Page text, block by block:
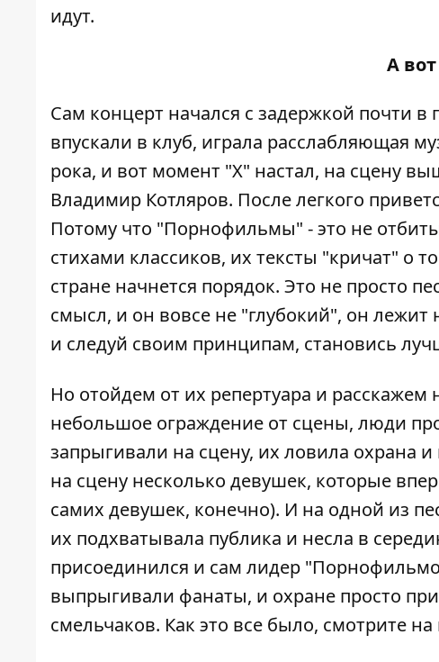
идут.
А
Сам концерт начался с задержкой почти
впускали в клуб, играла расслабляющая
рока, и вот момент "Х" настал, на сцену
Владимир Котляров. После легкого
Потому что "Порнофильмы" - это не
стихами классиков, их тексты "кричат" о
стране начнется порядок. Это не просто
смысл, и он вовсе не "глубокий", он
и следуй своим принципам, становись
Но отойдем от их репертуара и
небольшое ограждение от сцены, люди
запрыгивали на сцену, их ловила охрана
на сцену несколько девушек, которые
самих девушек, конечно). И на одной из
их подхватывала публика и несла в
присоединился и сам лидер
выпрыгивали фанаты, и охране просто
смельчаков. Как это все было, смотрите